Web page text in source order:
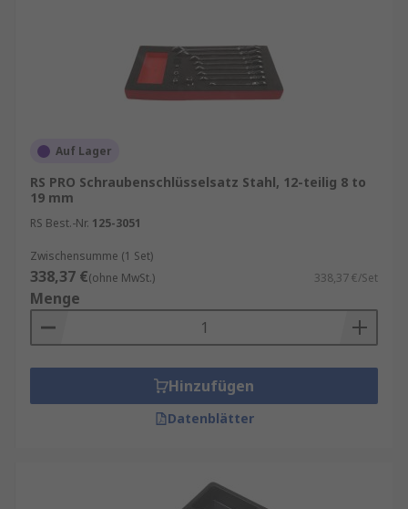
Auf Lager
RS PRO Schraubenschlüsselsatz Stahl, 12-teilig 8 to
19 mm
RS Best.-Nr. 125-3051
Zwischensumme (1 Set)
338,37 €(ohne MwSt.) 338,37 €/Set
Menge
Hinzufügen
Datenblätter